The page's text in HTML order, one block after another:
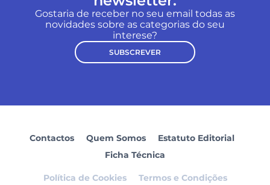
Gostaria de receber no seu email todas as
novidades sobre as categorias do seu
interese?
SUBSCREVER
Contactos Quem Somos
Estatuto Editorial
Ficha Técnica
Política de Cookies Termos e Condições